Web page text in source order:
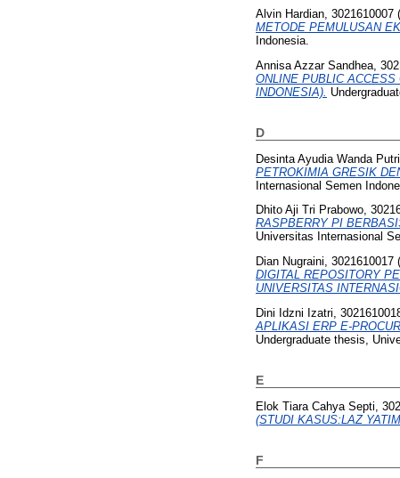
Alvin Hardian, 3021610007
METODE PEMULUSAN
Indonesia.
Annisa Azzar Sandhea,
ONLINE PUBLIC
INDONESIA).
D
Desinta Ayudia Wanda
PETROKIMIA GRESIK
Internasional Semen
Dhito Aji Tri Prabowo,
RASPBERRY PI
Universitas Internasional
Dian Nugraini, 3021610017
DIGITAL REPOSITORY
UNIVERSITAS
Dini Idzni Izatri,
APLIKASI ERP E-
Undergraduate thesis,
E
Elok Tiara Cahya Septi,
(STUDI KASUS:LAZ
F